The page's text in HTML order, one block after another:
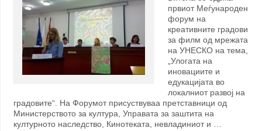
првиот Меѓународен
форум на
креативните градови
за филм од мрежата
на УНЕСКО на тема,
„Улогата на
иновациите и
едукацијата во
локалниот развој на
градовите“. На Форумот присуствуваа претставници од
Министерството за култура, Управата за заштита на
културното наследство, Кинотеката, невладиниот и …